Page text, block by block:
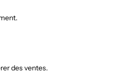
des ventes.